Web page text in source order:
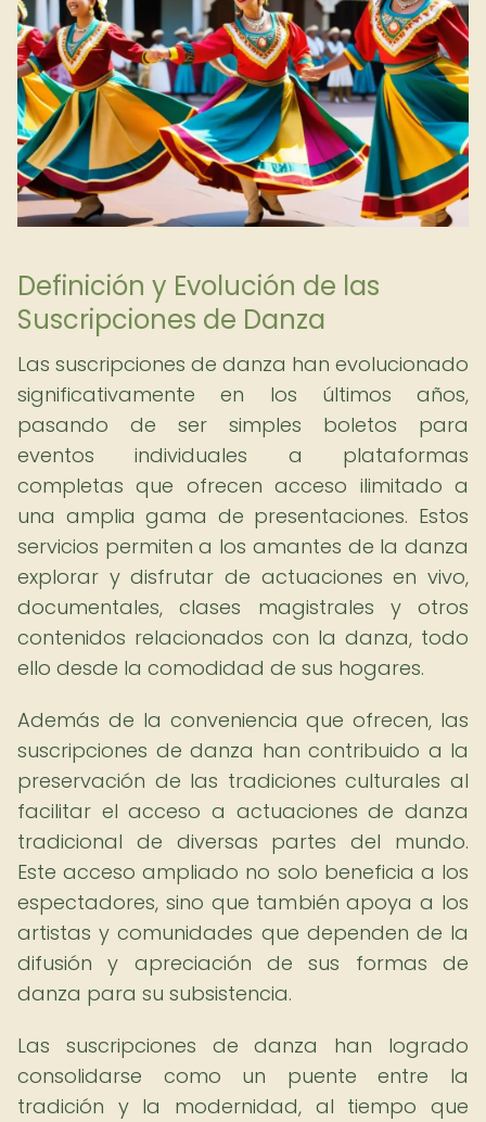
Definición y Evolución de las
Suscripciones de Danza
Las suscripciones de danza han evolucionado
significativamente en los últimos años,
pasando de ser simples boletos para
eventos individuales a plataformas
completas que ofrecen acceso ilimitado a
una amplia gama de presentaciones. Estos
servicios permiten a los amantes de la danza
explorar y disfrutar de actuaciones en vivo,
documentales, clases magistrales y otros
contenidos relacionados con la danza, todo
ello desde la comodidad de sus hogares.
Además de la conveniencia que ofrecen, las
suscripciones de danza han contribuido a la
preservación de las tradiciones culturales al
facilitar el acceso a actuaciones de danza
tradicional de diversas partes del mundo.
Este acceso ampliado no solo beneficia a los
espectadores, sino que también apoya a los
artistas y comunidades que dependen de la
difusión y apreciación de sus formas de
danza para su subsistencia.
Las suscripciones de danza han logrado
consolidarse como un puente entre la
tradición y la modernidad, al tiempo que